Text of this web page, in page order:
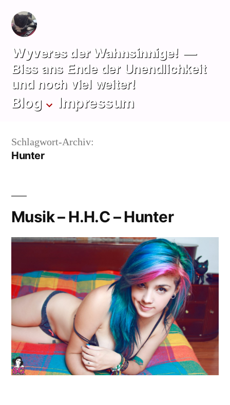
Zum
Inhalt
springen
Wyveres der Wahnsinnige!
Biss ans Ende der Unendlichkeit
und noch viel weiter!
Blog Impressum
Schlagwort-Archiv:
Hunter
Musik – H.H.C – Hunter